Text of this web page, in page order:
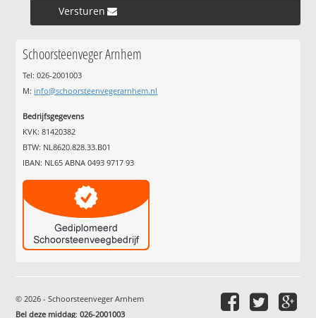
Versturen »
Schoorsteenveger Arnhem
Tel: 026-2001003
M: info@schoorsteenvegerarnhem.nl
Bedrijfsgegevens
KVK: 81420382
BTW: NL8620.828.33.B01
IBAN: NL65 ABNA 0493 9717 93
© 2026 - Schoorsteenveger Arnhem
Bel deze middag:026-2001003